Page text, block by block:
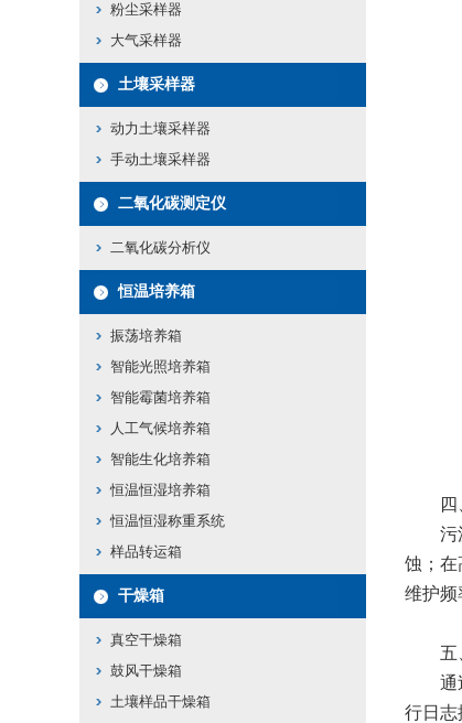
粉尘采样器
大气采样器
土壤采样器
动力土壤采样器
手动土壤采样器
二氧化碳测定仪
二氧化碳分析仪
恒温培养箱
振荡培养箱
智能光照培养箱
智能霉菌培养箱
人工气候培养箱
智能生化培养箱
恒温恒湿培养箱
恒温恒湿称重系统
样品转运箱
干燥箱
真空干燥箱
鼓风干燥箱
土壤样品干燥箱
四、
污泥
蚀；在
维护频
五、
通过
行日志